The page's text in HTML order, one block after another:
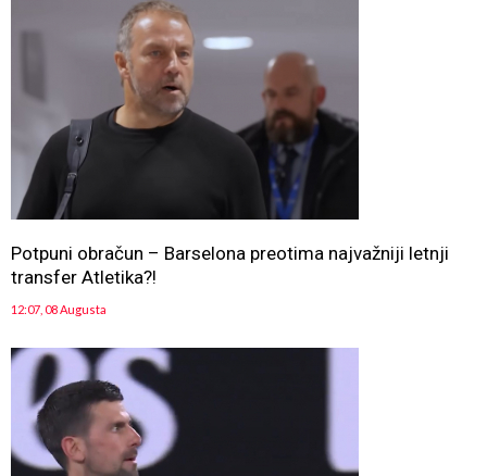
Potpuni obračun – Barselona preotima najvažniji letnji
transfer Atletika?!
12:07, 08 Augusta